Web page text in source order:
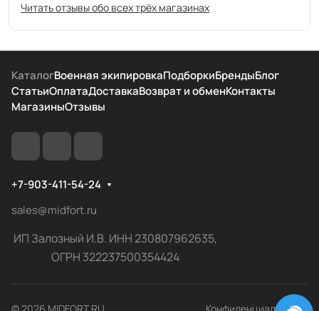
Читать отзывы обо всех трёх магазинах
КаталогВоенная экипировкаПодборкиБрендыБлог
СтатьиОплатаДоставкаВозврат и обменКонтакты
МагазиныОтзывы
+7-903-411-54-24
sales@midfort.ru
ИП Залозный И.В. ИНН 230807962635,
ОГРН 322237500354424